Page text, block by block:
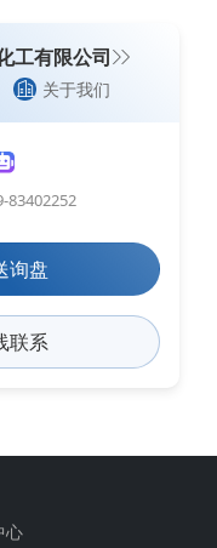
工有限公司
关于我们
83402252
询盘
联系
心